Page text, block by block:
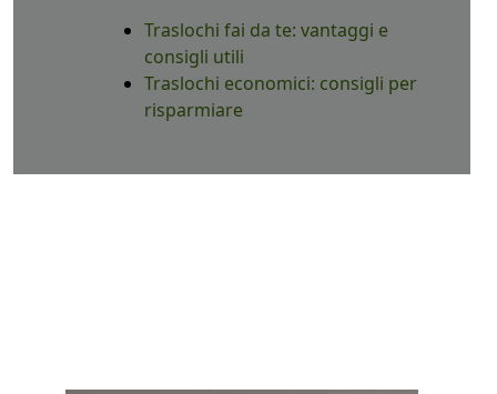
Traslochi fai da te: vantaggi e
consigli utili
Traslochi economici: consigli per
risparmiare